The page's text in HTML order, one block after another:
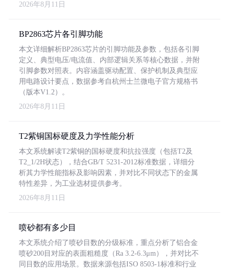
2026年8月11日
BP2863芯片各引脚功能
本文详细解析BP2863芯片的引脚功能及参数，包括各引脚
定义、典型电压/电流值、内部逻辑关系等核心数据，并附
引脚参数对照表。内容涵盖驱动配置、保护机制及典型应
用电路设计要点，数据参考自杭州士兰微电子官方规格书
（版本V1.2）。
2026年8月11日
T2紫铜国标硬度及力学性能分析
本文系统解读T2紫铜的国标硬度和抗拉强度（包括T2及
T2_1/2H状态），结合GB/T 5231-2012标准数据，详细分
析其力学性能指标及影响因素，并对比不同状态下的金属
特性差异，为工业选材提供参考。
2026年8月11日
喷砂都有多少目
本文系统介绍了喷砂目数的分级标准，重点分析了铝合金
喷砂200目对应的表面粗糙度（Ra 3.2-6.3μm），并对比不
同目数的应用场景。数据来源包括ISO 8503-1标准和行业